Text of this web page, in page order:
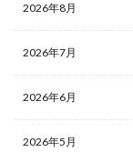
2026年8月
2026年7月
2026年6月
2026年5月